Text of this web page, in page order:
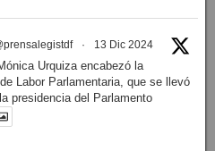
· 13 Dic 2024
Urquiza encabezó la
Labor Parlamentaria, que se llevó
presidencia del Parlamento